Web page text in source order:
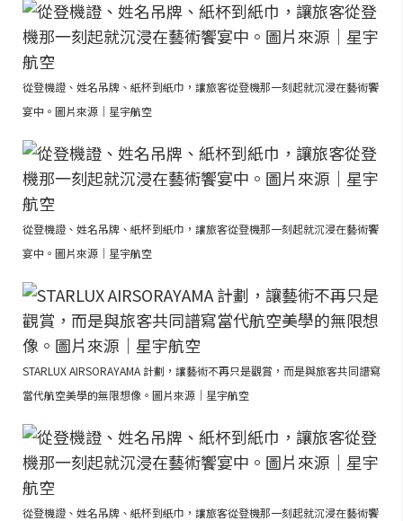
從登機證、姓名吊牌、紙杯到紙巾，讓旅客從登機那一刻起就沉浸在藝術饗
宴中。圖片來源｜星宇航空
從登機證、姓名吊牌、紙杯到紙巾，讓旅客從登機那一刻起就沉浸在藝術饗
宴中。圖片來源｜星宇航空
STARLUX AIRSORAYAMA 計劃，讓藝術不再只是觀賞，而是與旅客共同譜寫
當代航空美學的無限想像。圖片來源｜星宇航空
從登機證、姓名吊牌、紙杯到紙巾，讓旅客從登機那一刻起就沉浸在藝術饗